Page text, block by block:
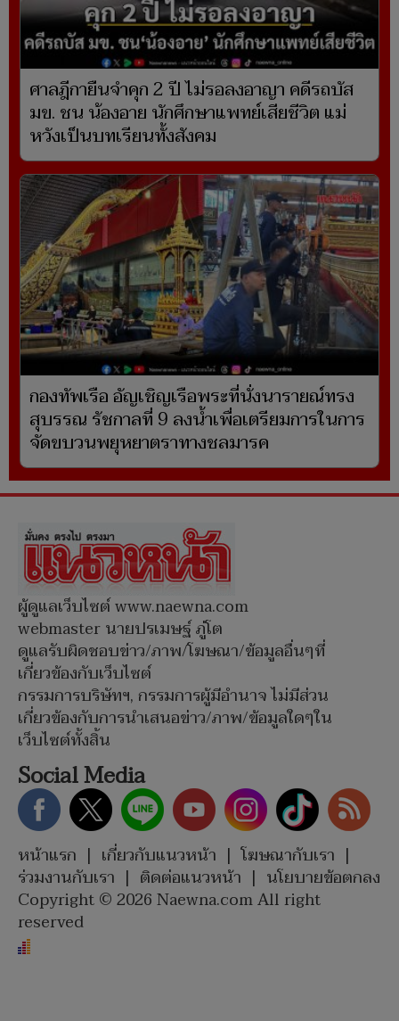
ศาลฎีกายืนจำคุก 2 ปี ไม่รอลงอาญา คดีรถบัส
มข. ชน น้องอาย นักศึกษาแพทย์เสียชีวิต แม่
หวังเป็นบทเรียนทั้งสังคม
กองทัพเรือ อัญเชิญเรือพระที่นั่งนารายณ์ทรง
สุบรรณ รัชกาลที่ 9 ลงน้ำเพื่อเตรียมการในการ
จัดขบวนพยุหยาตราทางชลมารค
ผู้ดูแลเว็บไซต์ www.naewna.com
webmaster นายปรเมษฐ์ ภู่โต
ดูแลรับผิดชอบข่าว/ภาพ/โฆษณา/ข้อมูลอื่นๆที่
เกี่ยวข้องกับเว็บไซต์
กรรมการบริษัทฯ, กรรมการผู้มีอำนาจ ไม่มีส่วน
เกี่ยวข้องกับการนำเสนอข่าว/ภาพ/ข้อมูลใดๆใน
เว็บไซต์ทั้งสิ้น
Social Media
หน้าแรก | เกี่ยวกับแนวหน้า | โฆษณากับเรา |
ร่วมงานกับเรา | ติดต่อแนวหน้า | นโยบายข้อตกลง
Copyright © 2026 Naewna.com All right
reserved